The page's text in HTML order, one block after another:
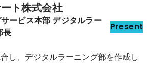
ト株式会社
ービス本部 デジタルラー
長
Present
し、デジタルラーニング部を作成し